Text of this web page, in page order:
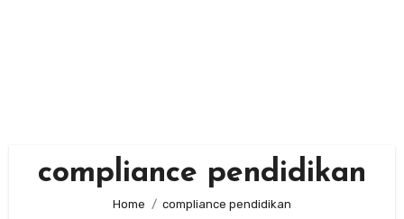
compliance pendidikan
Home compliance pendidikan